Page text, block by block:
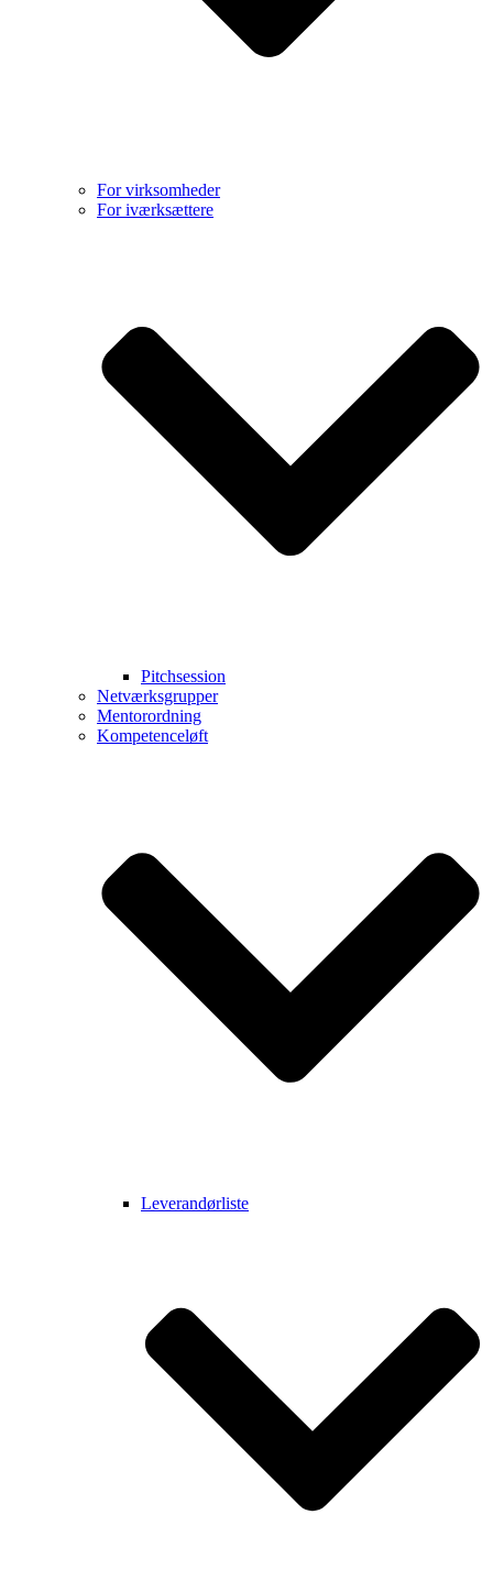
For virksomheder
For iværksættere
Pitchsession
Netværksgrupper
Mentorordning
Kompetenceløft
Leverandørliste